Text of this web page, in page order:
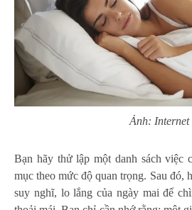
Ảnh: Internet
Bạn hãy thử lập một danh sách việc
mục theo mức độ quan trọng. Sau đó,
suy nghĩ, lo lắng của ngày mai để